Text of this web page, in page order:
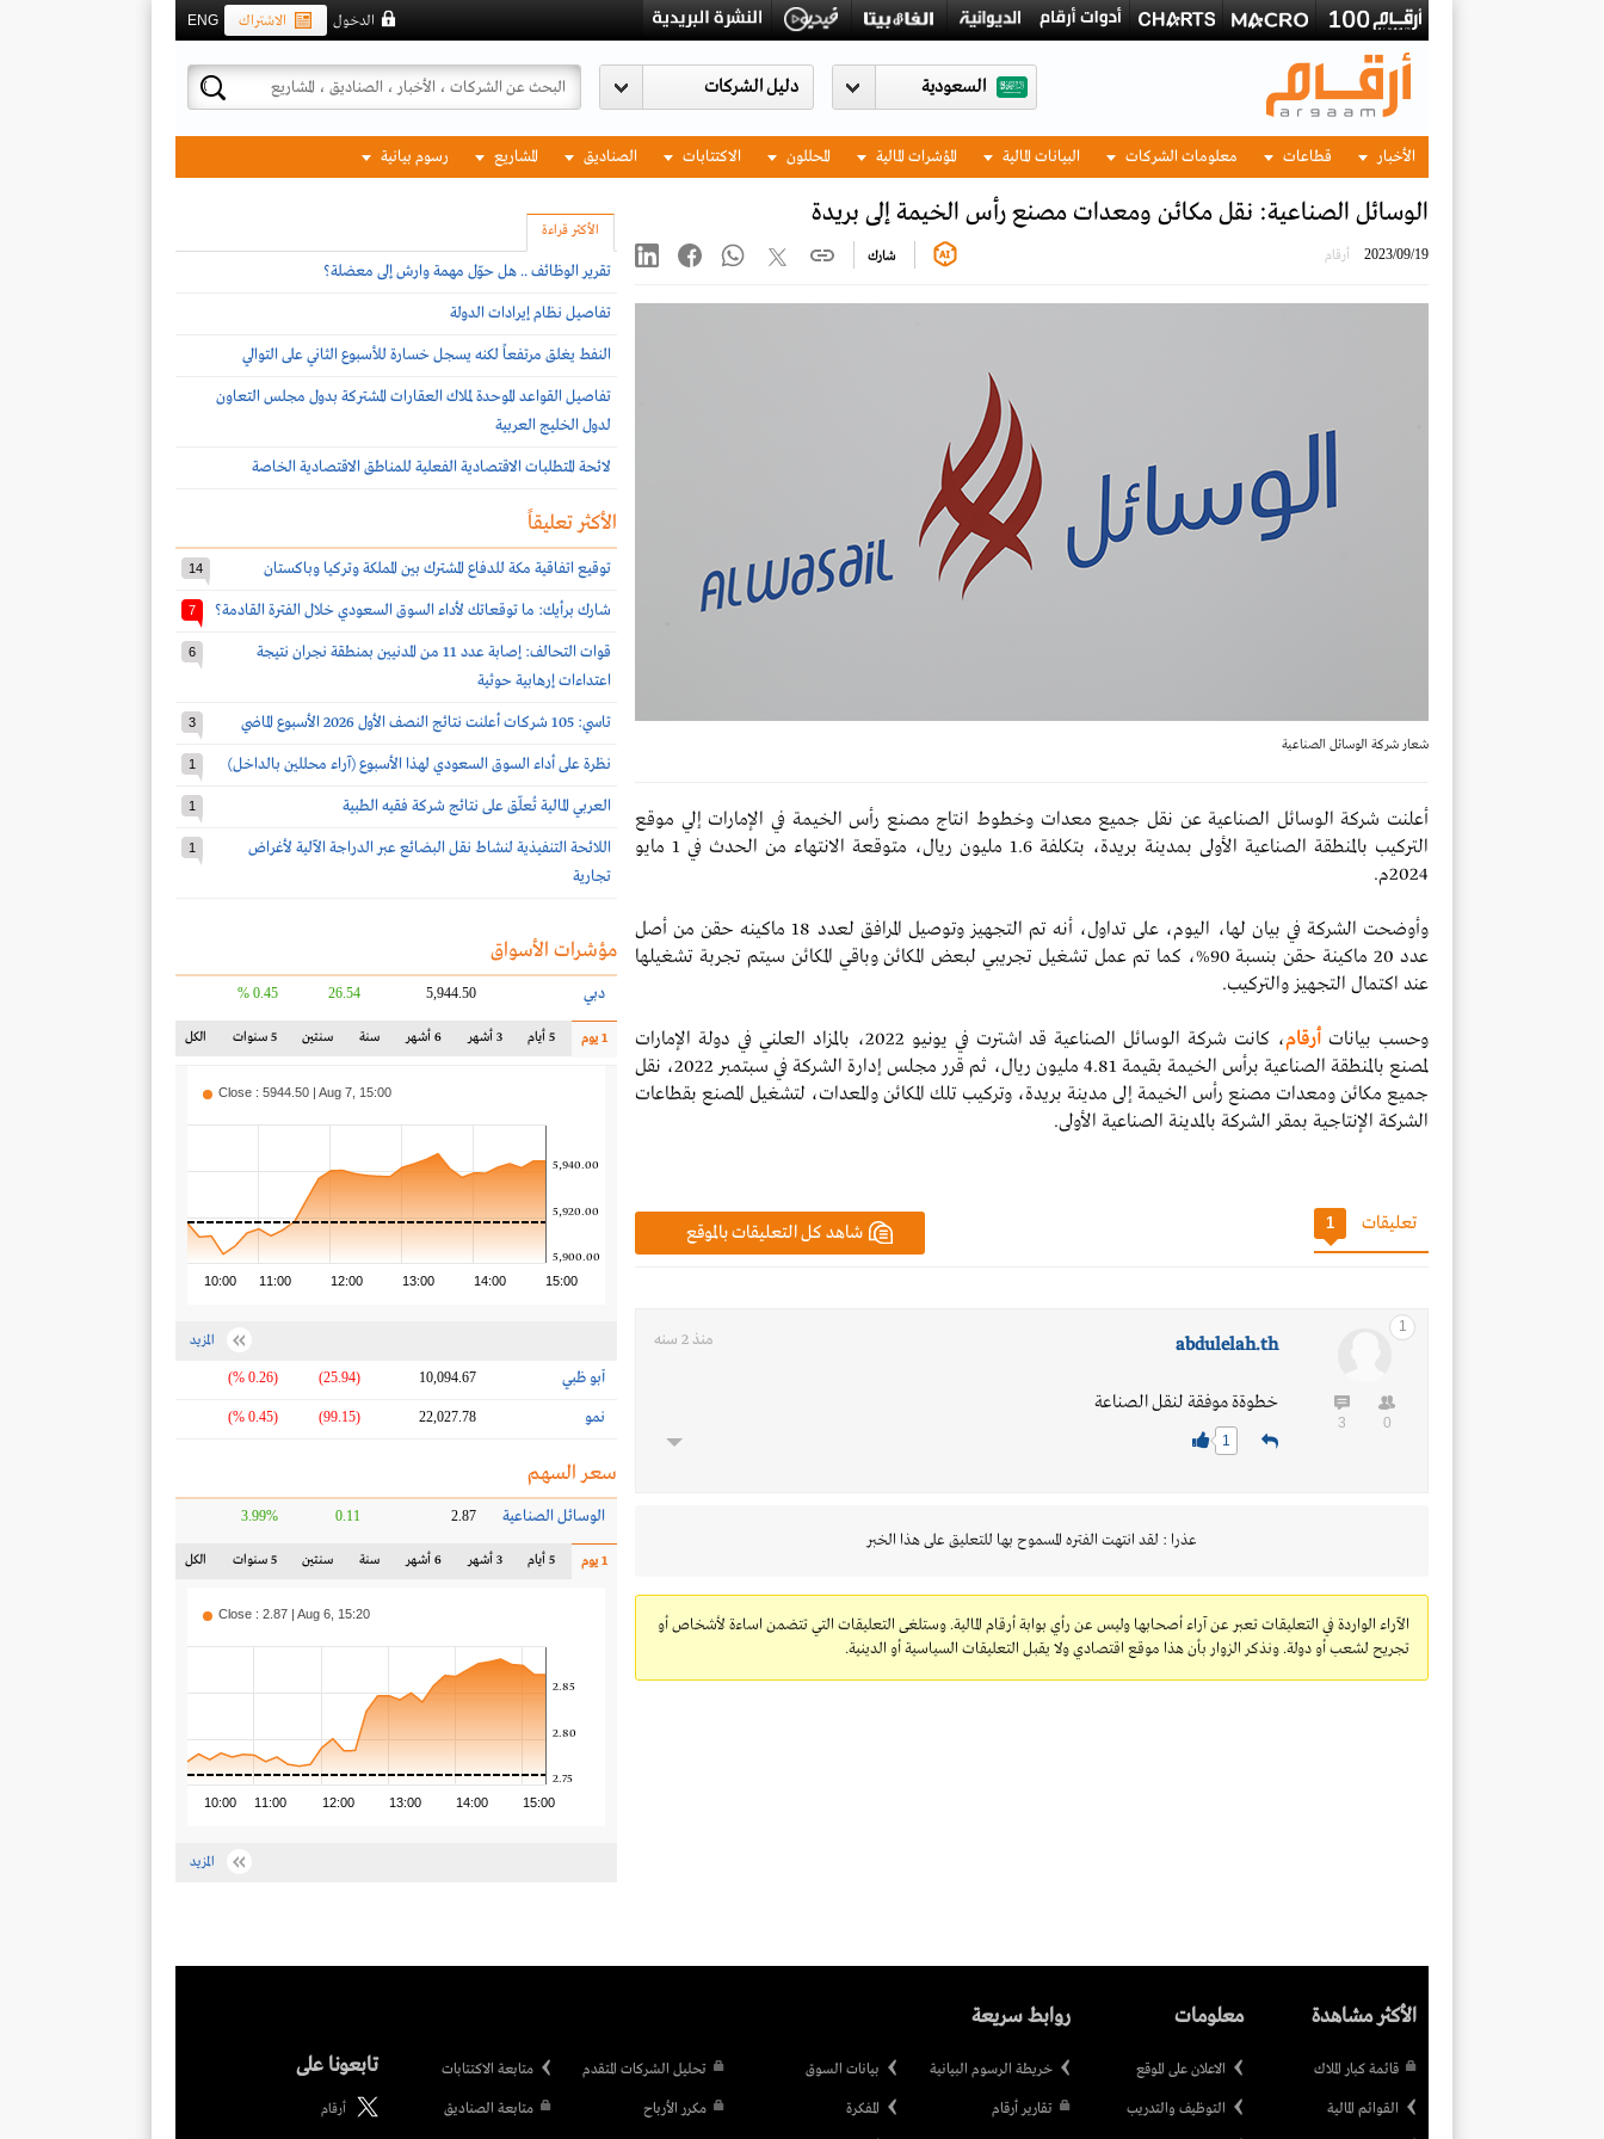
ENG الاشتراك الدخول
السعودية
الأخبار قطاعات معلومات الشركات البيانات المالية المؤشرات المالية المحللون الاكتتابات الصناديق المشاريع رسوم بيانية
الوسائل الصناعية: نقل مكائن ومعدات مصنع رأس الخيمة إلى بريدة
2023/09/19 أرقام شارك
شعار شركة الوسائل الصناعية
أعلنت شركة الوسائل الصناعية عن نقل جميع معدات وخطوط انتاج مصنع رأس الخيمة في الإمارات إلي موقع
التركيب بالمنطقة الصناعية الأولى بمدينة بريدة، بتكلفة 1.6 مليون ريال، متوقعة الانتهاء من الحدث في 1 مايو
2024م.
وأوضحت الشركة في بيان لها، اليوم، على تداول، أنه تم التجهيز وتوصيل المرافق لعدد 18 ماكينه حقن من أصل
عدد 20 ماكينة حقن بنسبة 90%، كما تم عمل تشغيل تجريبي لبعض المكائن وباقي المكائن سيتم تجربة تشغيلها
عند اكتمال التجهيز والتركيب.
وحسب بيانات أرقام
، كانت شركة الوسائل الصناعية قد اشترت في يونيو 2022، بالمزاد العلني في دولة الإمارات
لمصنع بالمنطقة الصناعية برأس الخيمة بقيمة 4.81 مليون ريال، ثم قرر مجلس إدارة الشركة في سبتمبر 2022، نقل
جميع مكائن ومعدات مصنع رأس الخيمة إلى مدينة بريدة، وتركيب تلك المكائن والمعدات، لتشغيل المصنع بقطاعات
الشركة الإنتاجية بمقر الشركة بالمدينة الصناعية الأولى.
شاهد كل التعليقات بالموقع تعليقات 1
1
0
3
abdulelah.th منذ 2 سنه
خطوةة موفقة لنقل الصناعة
1
عذرا : لقد انتهت الفتره المسموح بها للتعليق على هذا الخبر
الآراء الواردة في التعليقات تعبر عن آراء أصحابها وليس عن رأي بوابة أرقام المالية. وستلغى التعليقات التي تتضمن اساءة لأشخاص أو
تجريح لشعب أو دولة. ونذكر الزوار بأن هذا موقع اقتصادي ولا يقبل التعليقات السياسية أو الدينية.
الأكثر قراءة
تقرير الوظائف .. هل حوّل مهمة وارش إلى معضلة؟
تفاصيل نظام إيرادات الدولة
النفط يغلق مرتفعاً لكنه يسجل خسارة للأسبوع الثاني على التوالي
تفاصيل القواعد الموحدة لملاك العقارات المشتركة بدول مجلس التعاون
لدول الخليج العربية
لائحة المتطلبات الاقتصادية الفعلية للمناطق الاقتصادية الخاصة
الأكثر تعليقاً
توقيع اتفاقية مكة للدفاع المشترك بين المملكة وتركيا وباكستان 14
شارك برأيك: ما توقعاتك لأداء السوق السعودي خلال الفترة القادمة؟ 7
قوات التحالف: إصابة عدد 11 من المدنيين بمنطقة نجران نتيجة
اعتداءات إرهابية حوثية
6
تاسي: 105 شركات أعلنت نتائج النصف الأول 2026 الأسبوع الماضي 3
نظرة على أداء السوق السعودي لهذا الأسبوع (آراء محللين بالداخل) 1
العربي المالية تُعلّق على نتائج شركة فقيه الطبية 1
اللائحة التنفيذية لنشاط نقل البضائع عبر الدراجة الآلية لأغراض
تجارية
1
مؤشرات الأسواق
دبي 5,944.50
26.54
0.45 %
1 يوم 5 أيام 3 أشهر 6 أشهر سنة سنتين 5 سنوات الكل
10:00 11:00 12:00 13:00 14:00 15:00
5,900.00
5,920.00
5,940.00
Close : 5944.50 | Aug 7, 15:00
المزيد
أبو ظبي 10,094.67
(25.94)
(0.26 %)
نمو 22,027.78
(99.15)
(0.45 %)
سعر السهم
الوسائل الصناعية 2.87
0.11
3.99%
1 يوم 5 أيام 3 أشهر 6 أشهر سنة سنتين 5 سنوات الكل
10:00 11:00 12:00 13:00 14:00 15:00
2.75
2.80
2.85
Close : 2.87 | Aug 6, 15:20
المزيد
الأكثر مشاهدة
قائمة كبار الملاك
القوائم المالية
معلومات
الاعلان على الموقع
التوظيف والتدريب
روابط سريعة
خريطة الرسوم البيانية
تقارير أرقام
بيانات السوق
المفكرة
تحليل الشركات المتقدم
مكرر الأرباح
متابعة الاكتتابات
متابعة الصناديق
تابعونا على
أرقام